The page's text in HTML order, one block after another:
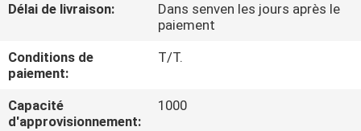
CONTRÔLE
DE
LA
QUALITÉ
Délai de livraison:
Dans senven les jours après le
paiement
Conditions de
paiement:
T/T.
Capacité
d'approvisionnement:
1000